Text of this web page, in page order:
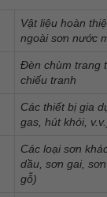
Vật liệu hoàn
ngoài sơn nước
Đèn chùm trang
chiếu tranh
Các thiết bị gia
gas, hút khói,
Các loại sơn
dầu, sơn gai,
gỗ)